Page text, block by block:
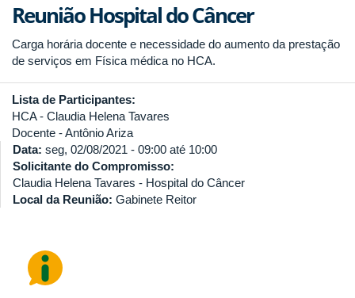
Reunião Hospital do Câncer
Carga horária docente e necessidade do aumento da prestação
de serviços em Física médica no HCA.
Lista de Participantes:
HCA - Claudia Helena Tavares
Docente - Antônio Ariza
Data: seg, 02/08/2021 - 09:00 até 10:00
Solicitante do Compromisso:
Claudia Helena Tavares - Hospital do Câncer
Local da Reunião: Gabinete Reitor